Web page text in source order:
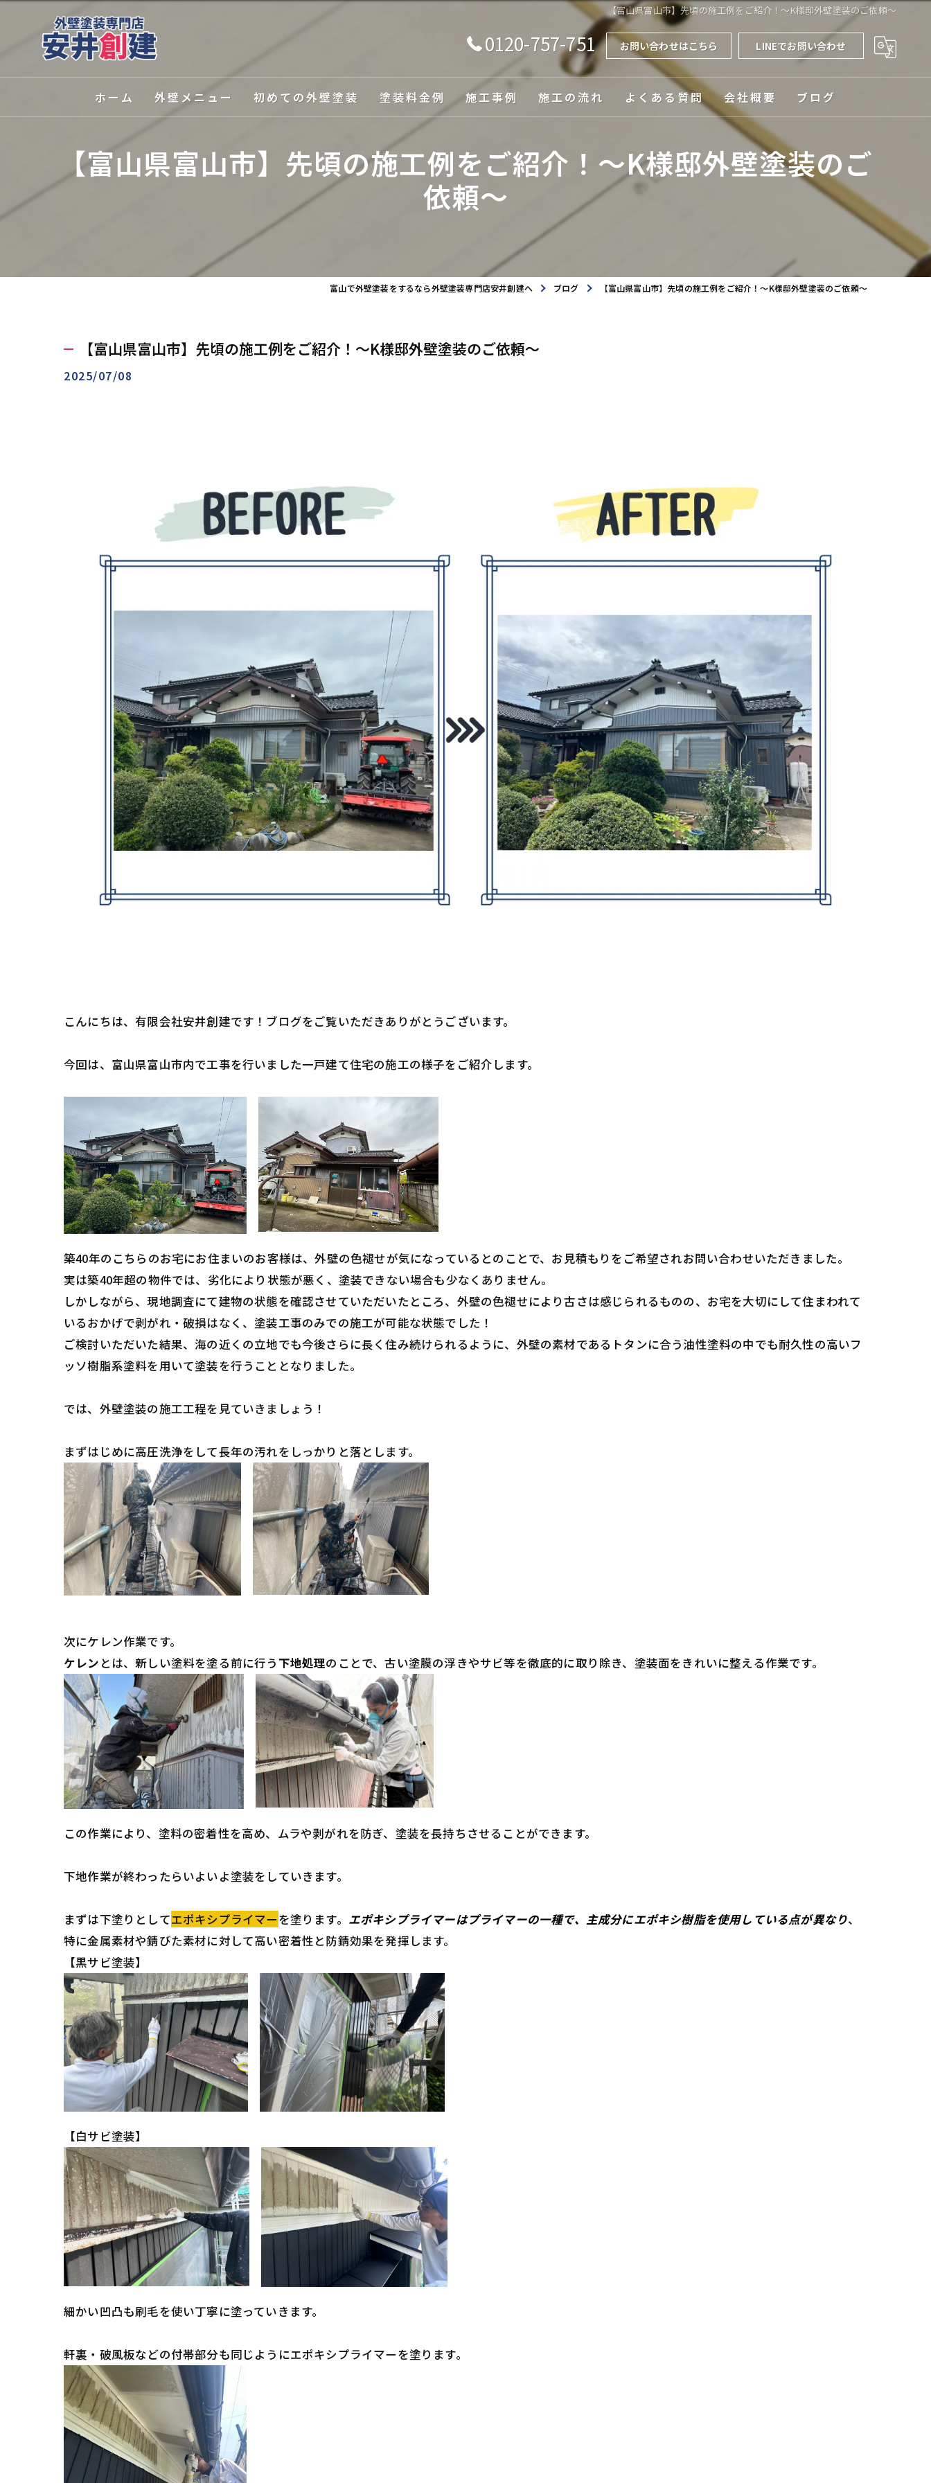
【富山県富山市】先頃の施工例をご紹介！～K様邸外壁塗装のご依頼～
0120-757-751 お問い合わせはこちら LINEでお問い合わせ
ホーム 外壁メニュー
外壁塗装
屋根塗装
初めての外壁塗装
選ばれる理由
塗装の種類
カラーシミュレーション
塗装料金例 施工事例 施工の流れ よくある質問 会社概要
対応エリア
ブログ
【富山県富山市】先頃の施工例をご紹介！～K様邸外壁塗装のご
依頼～
富山で外壁塗装をするなら外壁塗装専門店安井創建へ ブログ 【富山県富山市】先頃の施工例をご紹介！～K様邸外壁塗装のご依頼～
【富山県富山市】先頃の施工例をご紹介！～K様邸外壁塗装のご依頼～
2025/07/08
こんにちは、有限会社安井創建です！ブログをご覧いただきありがとうございます。
今回は、富山県富山市内で工事を行いました一戸建て住宅の施工の様子をご紹介します。
築40年のこちらのお宅にお住まいのお客様は、外壁の色褪せが気になっているとのことで、お見積もりをご希望されお問い合わせいただきました。
実は築40年超の物件では、劣化により状態が悪く、塗装できない場合も少なくありません。
しかしながら、現地調査にて建物の状態を確認させていただいたところ、外壁の色褪せにより古さは感じられるものの、お宅を大切にして住まわれて
いるおかげで剥がれ・破損はなく、塗装工事のみでの施工が可能な状態でした！
ご検討いただいた結果、海の近くの立地でも今後さらに長く住み続けられるように、外壁の素材であるトタンに合う油性塗料の中でも耐久性の高いフ
ッソ樹脂系塗料を用いて塗装を行うこととなりました。
では、外壁塗装の施工工程を見ていきましょう！
まずはじめに高圧洗浄をして長年の汚れをしっかりと落とします。
次にケレン作業です。
ケレン とは、新しい塗料を塗る前に行う下地処理のことで、古い塗膜の浮きやサビ等を徹底的に取り除き、塗装面をきれいに整える作業です。
この作業により、塗料の密着性を高め、ムラや剥がれを防ぎ、塗装を長持ちさせることができます。
下地作業が終わったらいよいよ塗装をしていきます。
まずは下塗りとしてエポキシプライマーを塗ります。 エポキシプライマーはプライマーの一種で、主成分にエポキシ樹脂を使用している点が異なり、
特に金属素材や錆びた素材に対して高い密着性と防錆効果を発揮します。
【黒サビ塗装】
【白サビ塗装】
細かい凹凸も刷毛を使い丁寧に塗っていきます。
軒裏・破風板などの付帯部分も同じようにエポキシプライマーを塗ります。